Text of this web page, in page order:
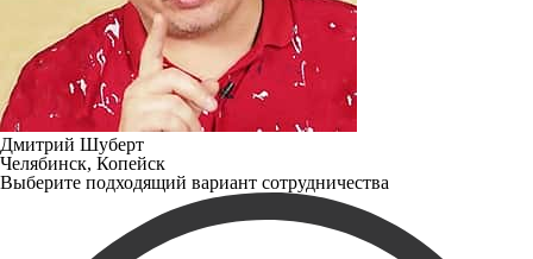
Дмитрий Шуберт
Челябинск, Копейск
Выберите подходящий вариант сотрудничества